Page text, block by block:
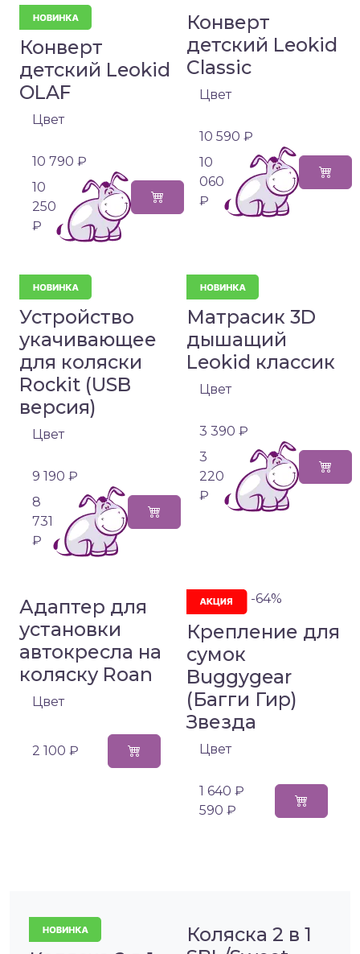
Конверт
детский Leokid
OLAF
Цвет
10 790 ₽
10
250
₽
Конверт
детский Leokid
Classic
Цвет
10 590 ₽
10
060
₽
Устройство
укачивающее
для коляски
Rockit (USB
версия)
Цвет
9 190 ₽
8
731
₽
Матрасик 3D
дышащий
Leokid классик
Цвет
3 390 ₽
3
220
₽
Адаптер для
установки
автокресла на
коляску Roan
Цвет
2 100 ₽
-64%
Крепление для
сумок
Buggygear
(Багги Гир)
Звезда
Цвет
1 640 ₽
590 ₽
Коляска 2 в 1